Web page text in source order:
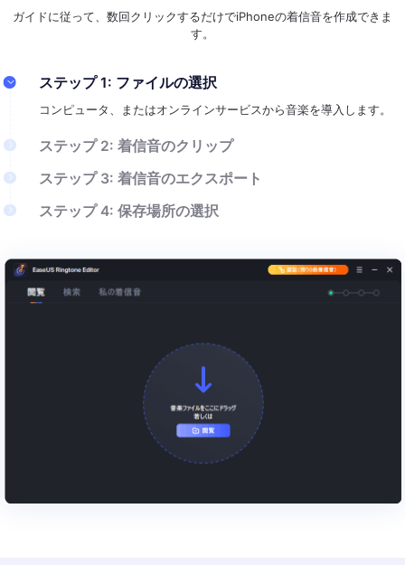
ガイドに従って、数回クリックするだけでiPhoneの着信音を作成できま
す。
ステップ 1: ファイルの選択
コンピュータ、またはオンラインサービスから音楽を導入します。
ステップ 2: 着信音のクリップ
ニーズに応じて着信音を編集します。
ステップ 3: 着信音のエクスポート
編集が終わって、着信音の作成が完了した場合、「エクスポート」
ステップ 4: 保存場所の選択
での保存場所を選択します。